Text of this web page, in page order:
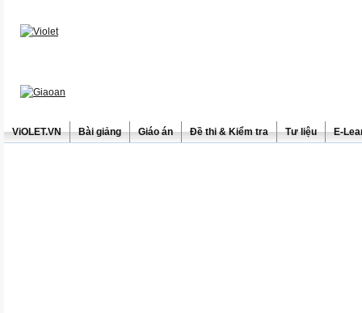
ViOLET.VN Bài giảng Giáo án Đề thi & Kiểm tra Tư liệu E-